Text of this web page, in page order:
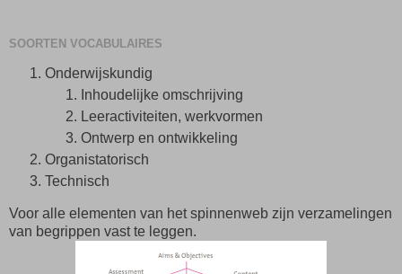
SOORTEN VOCABULAIRES
Onderwijskundig
Inhoudelijke omschrijving
Leeractiviteiten, werkvormen
Ontwerp en ontwikkeling
Organistatorisch
Technisch
Voor alle elementen van het spinnenweb zijn verzamelingen
van begrippen vast te leggen.